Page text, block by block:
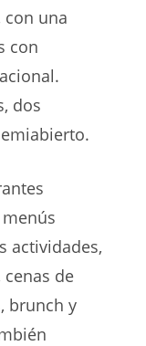
una
con
dos
actividades,
de
brunch y